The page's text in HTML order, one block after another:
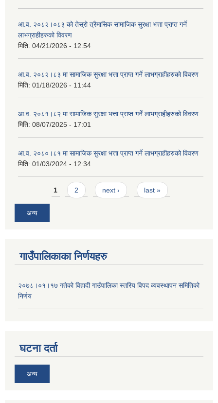
आ.व. २०८२।०८३ को तेस्रो त्रैमासिक सामाजिक सुरक्षा भत्ता प्राप्त गर्ने
लाभग्राहीहरुको विवरण
मिति: 04/21/2026 - 12:54
आ.व. २०८२।८३ मा सामाजिक सुरक्षा भत्ता प्राप्त गर्ने लाभग्राहीहरुको विवरण
मिति: 01/18/2026 - 11:44
आ.व. २०८१।८२ मा सामाजिक सुरक्षा भत्ता प्राप्त गर्ने लाभग्राहीहरुको विवरण
मिति: 08/07/2025 - 17:01
आ.व. २०८०।८१ मा सामाजिक सुरक्षा भत्ता प्राप्त गर्ने लाभग्राहीहरुको विवरण
मिति: 01/03/2024 - 12:34
Pages1 2 next › last »
अन्य
गाउँपालिकाका निर्णयहरु
२०७८।०१।१७ गतेको विहादी गाउँपालिका स्तरिय विपद व्यवस्थापन समितिको
निर्णय
घटना दर्ता
अन्य